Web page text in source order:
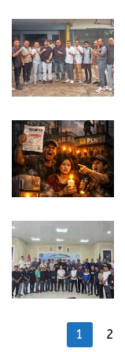
Paginasi
1 2